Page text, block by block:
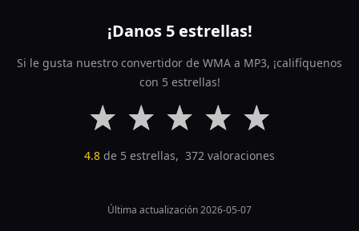
¡Danos 5 estrellas!
Si le gusta nuestro convertidor de WMA a MP3, ¡califíquenos
con 5 estrellas!
4.8 de 5 estrellas, 372 valoraciones
Última actualización 2026-05-07